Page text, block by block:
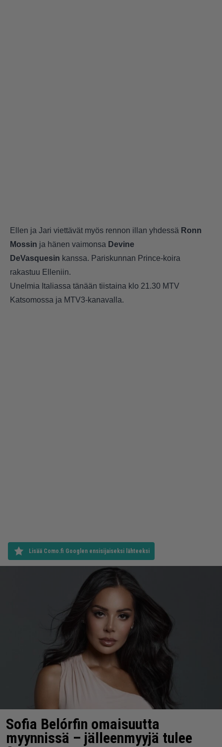
Ellen ja Jari viettävät myös rennon illan yhdessä Ronn
Mossin ja hänen vaimonsa Devine
DeVasquesin kanssa. Pariskunnan Prince-koira
rakastuu Elleniin.
Unelmia Italiassa tänään tiistaina klo 21.30 MTV
Katsomossa ja MTV3-kanavalla.
Lisää Como.fi Googlen ensisijaiseksi lähteeksi
Sofia Belórfin omaisuutta
myynnissä – jälleenmyyjä tulee